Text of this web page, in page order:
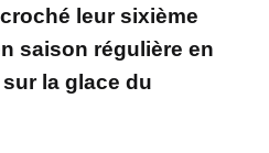
leur sixième
saison régulière en
la glace du